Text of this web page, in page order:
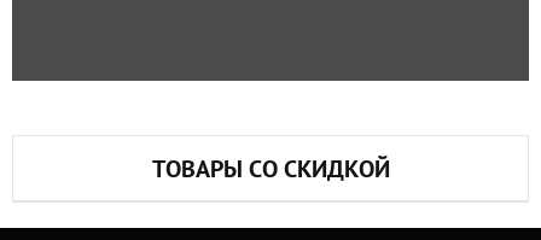
ТОВАРЫ СО СКИДКОЙ